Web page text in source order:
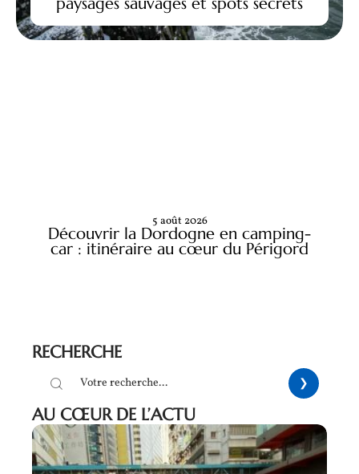
Découvrir la Dordogne en camping-
car : itinéraire au cœur du Périgord
5 août 2026
RECHERCHE
AU CŒUR DE L’ACTU